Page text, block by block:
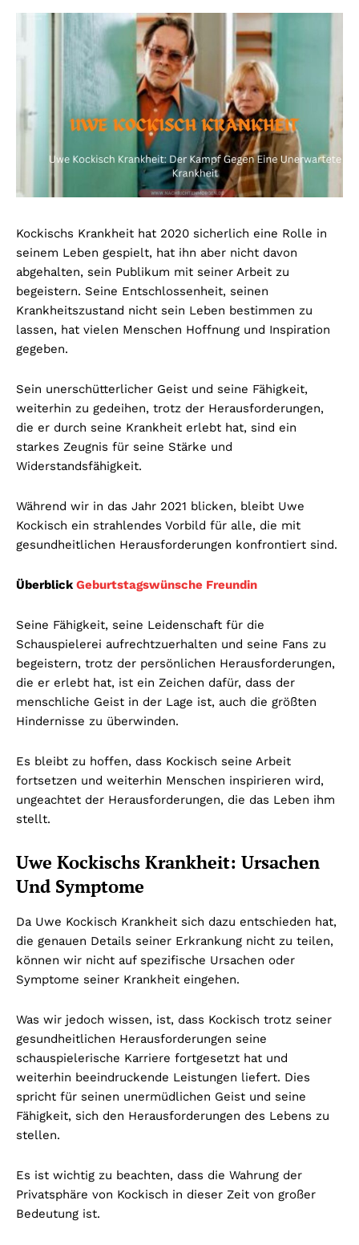
Kockischs Krankheit hat 2020 sicherlich eine Rolle in
seinem Leben gespielt, hat ihn aber nicht davon
abgehalten, sein Publikum mit seiner Arbeit zu
begeistern. Seine Entschlossenheit, seinen
Krankheitszustand nicht sein Leben bestimmen zu
lassen, hat vielen Menschen Hoffnung und Inspiration
gegeben.
Sein unerschütterlicher Geist und seine Fähigkeit,
weiterhin zu gedeihen, trotz der Herausforderungen,
die er durch seine Krankheit erlebt hat, sind ein
starkes Zeugnis für seine Stärke und
Widerstandsfähigkeit.
Während wir in das Jahr 2021 blicken, bleibt Uwe
Kockisch ein strahlendes Vorbild für alle, die mit
gesundheitlichen Herausforderungen konfrontiert sind.
Überblick Geburtstagswünsche Freundin
Seine Fähigkeit, seine Leidenschaft für die
Schauspielerei aufrechtzuerhalten und seine Fans zu
begeistern, trotz der persönlichen Herausforderungen,
die er erlebt hat, ist ein Zeichen dafür, dass der
menschliche Geist in der Lage ist, auch die größten
Hindernisse zu überwinden.
Es bleibt zu hoffen, dass Kockisch seine Arbeit
fortsetzen und weiterhin Menschen inspirieren wird,
ungeachtet der Herausforderungen, die das Leben ihm
stellt.
Uwe Kockischs Krankheit: Ursachen
Und Symptome
Da Uwe Kockisch Krankheit sich dazu entschieden hat,
die genauen Details seiner Erkrankung nicht zu teilen,
können wir nicht auf spezifische Ursachen oder
Symptome seiner Krankheit eingehen.
Was wir jedoch wissen, ist, dass Kockisch trotz seiner
gesundheitlichen Herausforderungen seine
schauspielerische Karriere fortgesetzt hat und
weiterhin beeindruckende Leistungen liefert. Dies
spricht für seinen unermüdlichen Geist und seine
Fähigkeit, sich den Herausforderungen des Lebens zu
stellen.
Es ist wichtig zu beachten, dass die Wahrung der
Privatsphäre von Kockisch in dieser Zeit von großer
Bedeutung ist.